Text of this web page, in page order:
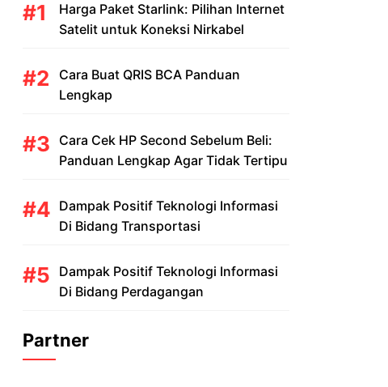
Harga Paket Starlink: Pilihan Internet
Satelit untuk Koneksi Nirkabel
Cara Buat QRIS BCA Panduan
Lengkap
Cara Cek HP Second Sebelum Beli:
Panduan Lengkap Agar Tidak Tertipu
Dampak Positif Teknologi Informasi
Di Bidang Transportasi
Dampak Positif Teknologi Informasi
Di Bidang Perdagangan
Partner